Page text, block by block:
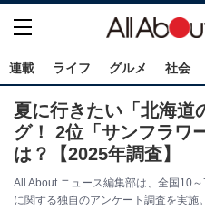
連載 ライフ グルメ 社会
夏に行きたい「北海道
グ！ 2位「サンフラワ
は？【2025年調査】
All About ニュース編集部は、全国10
に関する独自のアンケート調査を実施